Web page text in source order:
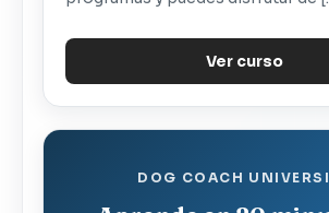
Ver curso
DOG COACH